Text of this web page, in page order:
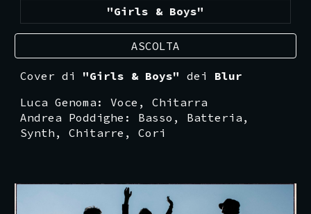
"Girls & Boys"
ASCOLTA
Cover di "Girls & Boys" dei Blur
Luca Genoma :Voce ,Chitarra
Andrea Poddighe : Basso, Batteria ,
Synth ,Chitarre, Cori